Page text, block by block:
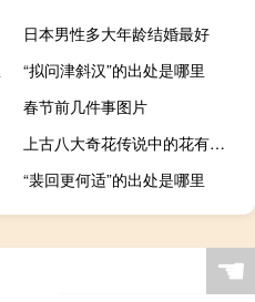
日本男性多大年龄结婚最好
“拟问津斜汉”的出处是哪里
春节前几件事图片
上古八大奇花传说中的花有哪些 八大奇花的介绍
“裴回更何适”的出处是哪里
☚